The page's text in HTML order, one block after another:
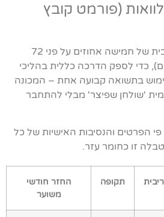
(פורמט קובץ
*טבלה זו משתמשת בריבית של חמישה אחוזים על פני 72
חודשיים (6 שנים), כדי לספק הדרכה כללית בהליכי
בתשואה קבועה אחת – המכונה
'שולחן שפיצר' מבלי להתחבר
הפרטים והנסיבות האישיות של כל
זו כחומר עזר.
ריבית תקופה
החזר חודשי
משוער